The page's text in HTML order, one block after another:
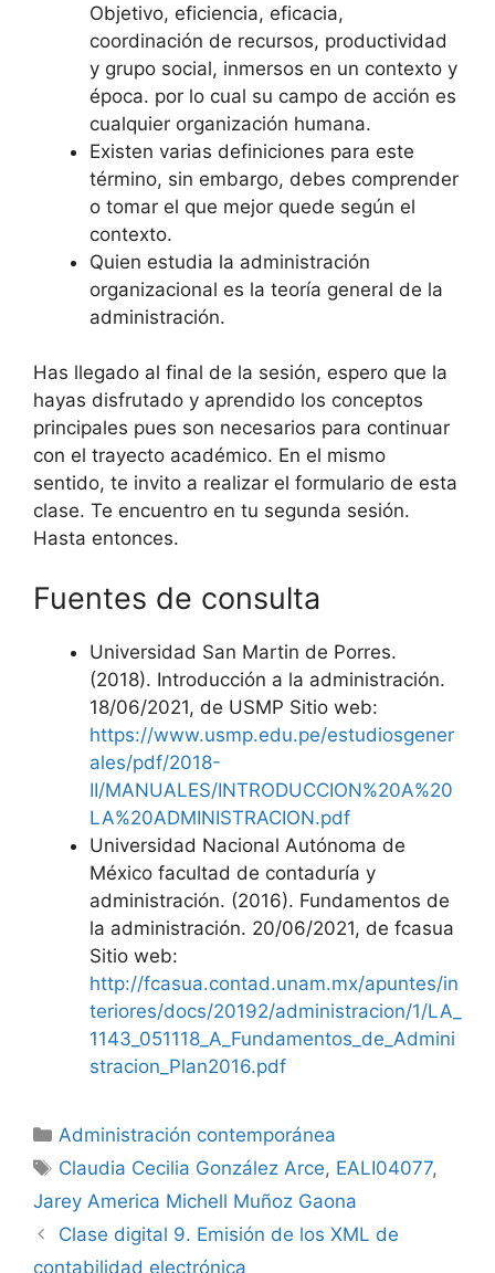
Objetivo, eficiencia, eficacia,
coordinación de recursos, productividad
y grupo social, inmersos en un contexto y
época. por lo cual su campo de acción es
cualquier organización humana.
Existen varias definiciones para este
término, sin embargo, debes comprender
o tomar el que mejor quede según el
contexto.
Quien estudia la administración
organizacional es la teoría general de la
administración.
Has llegado al final de la sesión, espero que la
hayas disfrutado y aprendido los conceptos
principales pues son necesarios para continuar
con el trayecto académico. En el mismo
sentido, te invito a realizar el formulario de esta
clase. Te encuentro en tu segunda sesión.
Hasta entonces.
Fuentes de consulta
Universidad San Martin de Porres.
(2018). Introducción a la administración.
18/06/2021, de USMP Sitio web:
https://www.usmp.edu.pe/estudiosgener
ales/pdf/2018-
II/MANUALES/INTRODUCCION%20A%20
LA%20ADMINISTRACION.pdf
Universidad Nacional Autónoma de
México facultad de contaduría y
administración. (2016). Fundamentos de
la administración. 20/06/2021, de fcasua
Sitio web:
http://fcasua.contad.unam.mx/apuntes/in
teriores/docs/20192/administracion/1/LA_
1143_051118_A_Fundamentos_de_Admini
stracion_Plan2016.pdf
Categorías
Administración contemporánea
Etiquetas
Claudia Cecilia González Arce, EALI04077,
Jarey America Michell Muñoz Gaona
Clase digital 9. Emisión de los XML de
contabilidad electrónica